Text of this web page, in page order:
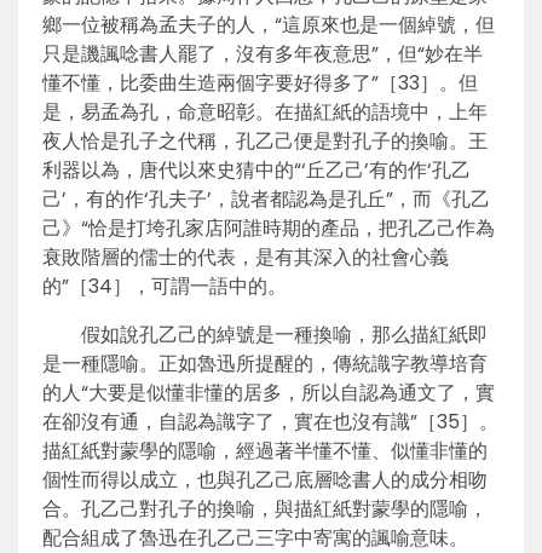
鄉一位被稱為孟夫子的人，“這原來也是一個綽號，但
只是譏諷唸書人罷了，沒有多年夜意思”，但“妙在半
懂不懂，比委曲生造兩個字要好得多了”［33］。但
是，易孟為孔，命意昭彰。在描紅紙的語境中，上年
夜人恰是孔子之代稱，孔乙己便是對孔子的換喻。王
利器以為，唐代以來史猜中的“‘丘乙己’有的作‘孔乙
己’，有的作‘孔夫子’，說者都認為是孔丘”，而《孔乙
己》“恰是打垮孔家店阿誰時期的產品，把孔乙己作為
衰敗階層的儒士的代表，是有其深入的社會心義
的”［34］，可謂一語中的。
假如說孔乙己的綽號是一種換喻，那么描紅紙即
是一種隱喻。正如魯迅所提醒的，傳統識字教導培育
的人“大要是似懂非懂的居多，所以自認為通文了，實
在卻沒有通，自認為識字了，實在也沒有識”［35］。
描紅紙對蒙學的隱喻，經過著半懂不懂、似懂非懂的
個性而得以成立，也與孔乙己底層唸書人的成分相吻
合。孔乙己對孔子的換喻，與描紅紙對蒙學的隱喻，
配合組成了魯迅在孔乙己三字中寄寓的諷喻意味。